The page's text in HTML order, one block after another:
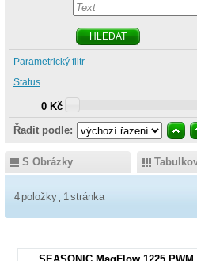
HLEDAT
Parametrický filtr
Status
0 Kč
Řadit podle:
S Obrázky
4 položky 1stránka